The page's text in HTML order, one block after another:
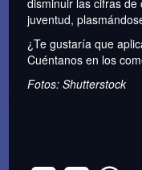
juventud,
¿Te gustaría que
Cuéntanos en los
Fotos: Shutterstock